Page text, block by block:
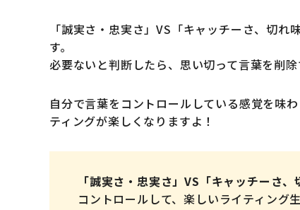
「誠実さ・忠実さ」VS「キャッチーさ、切
す。
必要ないと判断したら、思い切って言葉を削
自分で言葉をコントロールしている感覚を味
ティングが楽しくなりますよ！
「誠実さ・忠実さ」VS「キャッチーさ、
コントロールして、楽しいライティング